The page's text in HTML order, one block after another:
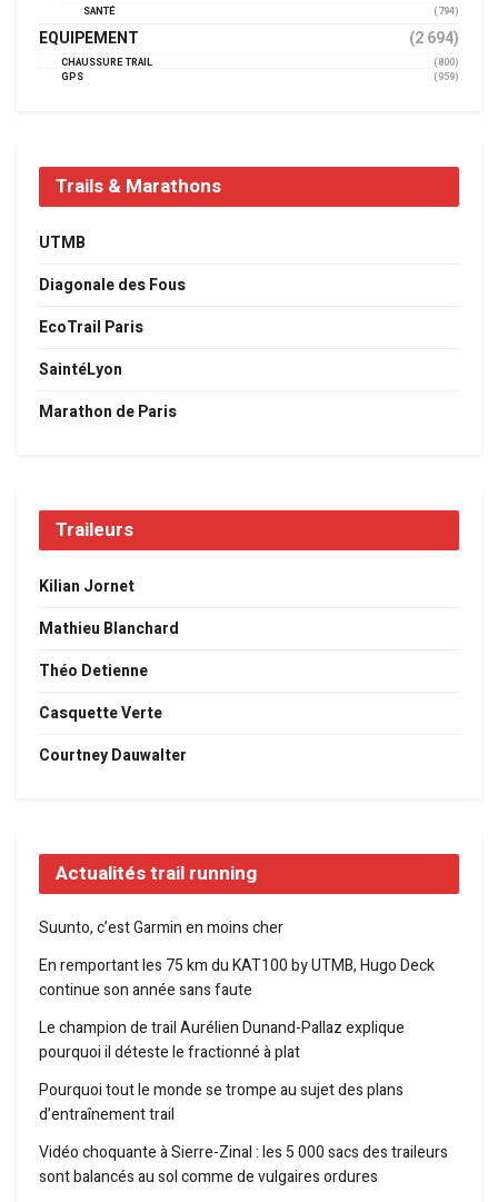
SANTÉ
(794)
EQUIPEMENT (2 694)
CHAUSSURE TRAIL
(800)
GPS
(959)
Trails & Marathons
UTMB
Diagonale des Fous
EcoTrail Paris
SaintéLyon
Marathon de Paris
Traileurs
Kilian Jornet
Mathieu Blanchard
Théo Detienne
Casquette Verte
Courtney Dauwalter
Actualités trail running
Suunto, c’est Garmin en moins cher
En remportant les 75 km du KAT100 by UTMB, Hugo Deck
continue son année sans faute
Le champion de trail Aurélien Dunand-Pallaz explique
pourquoi il déteste le fractionné à plat
Pourquoi tout le monde se trompe au sujet des plans
d’entraînement trail
Vidéo choquante à Sierre-Zinal : les 5 000 sacs des traileurs
sont balancés au sol comme de vulgaires ordures